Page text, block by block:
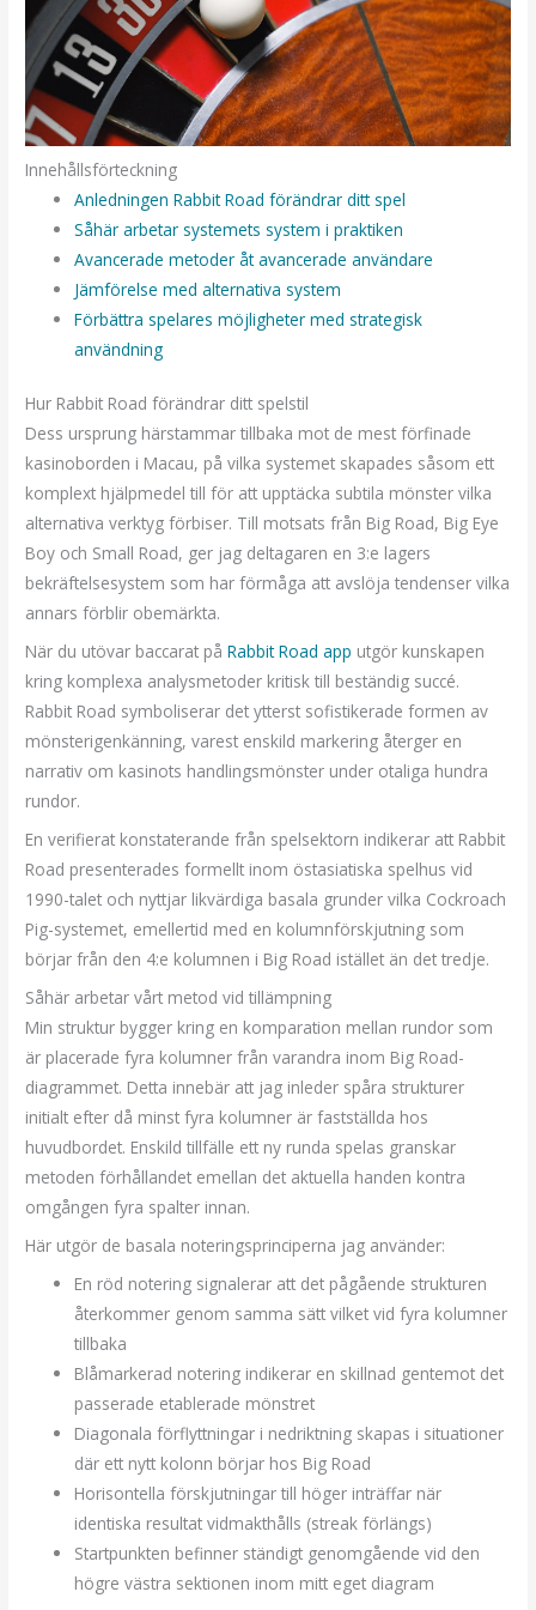
Innehållsförteckning
Anledningen Rabbit Road förändrar ditt spel
Såhär arbetar systemets system i praktiken
Avancerade metoder åt avancerade användare
Jämförelse med alternativa system
Förbättra spelares möjligheter med strategisk
användning
Hur Rabbit Road förändrar ditt spelstil
Dess ursprung härstammar tillbaka mot de mest förfinade
kasinoborden i Macau, på vilka systemet skapades såsom ett
komplext hjälpmedel till för att upptäcka subtila mönster vilka
alternativa verktyg förbiser. Till motsats från Big Road, Big Eye
Boy och Small Road, ger jag deltagaren en 3:e lagers
bekräftelsesystem som har förmåga att avslöja tendenser vilka
annars förblir obemärkta.
När du utövar baccarat påRabbit Road app utgör kunskapen
kring komplexa analysmetoder kritisk till beständig succé.
Rabbit Road symboliserar det ytterst sofistikerade formen av
mönsterigenkänning, varest enskild markering återger en
narrativ om kasinots handlingsmönster under otaliga hundra
rundor.
En verifierat konstaterande från spelsektorn indikerar att Rabbit
Road presenterades formellt inom östasiatiska spelhus vid
1990-talet och nyttjar likvärdiga basala grunder vilka Cockroach
Pig-systemet, emellertid med en kolumnförskjutning som
börjar från den 4:e kolumnen i Big Road istället än det tredje.
Såhär arbetar vårt metod vid tillämpning
Min struktur bygger kring en komparation mellan rundor som
är placerade fyra kolumner från varandra inom Big Road-
diagrammet. Detta innebär att jag inleder spåra strukturer
initialt efter då minst fyra kolumner är fastställda hos
huvudbordet. Enskild tillfälle ett ny runda spelas granskar
metoden förhållandet emellan det aktuella handen kontra
omgången fyra spalter innan.
Här utgör de basala noteringsprinciperna jag använder:
En röd notering signalerar att det pågående strukturen
återkommer genom samma sätt vilket vid fyra kolumner
tillbaka
Blåmarkerad notering indikerar en skillnad gentemot det
passerade etablerade mönstret
Diagonala förflyttningar i nedriktning skapas i situationer
där ett nytt kolonn börjar hos Big Road
Horisontella förskjutningar till höger inträffar när
identiska resultat vidmakthålls (streak förlängs)
Startpunkten befinner ständigt genomgående vid den
högre västra sektionen inom mitt eget diagram